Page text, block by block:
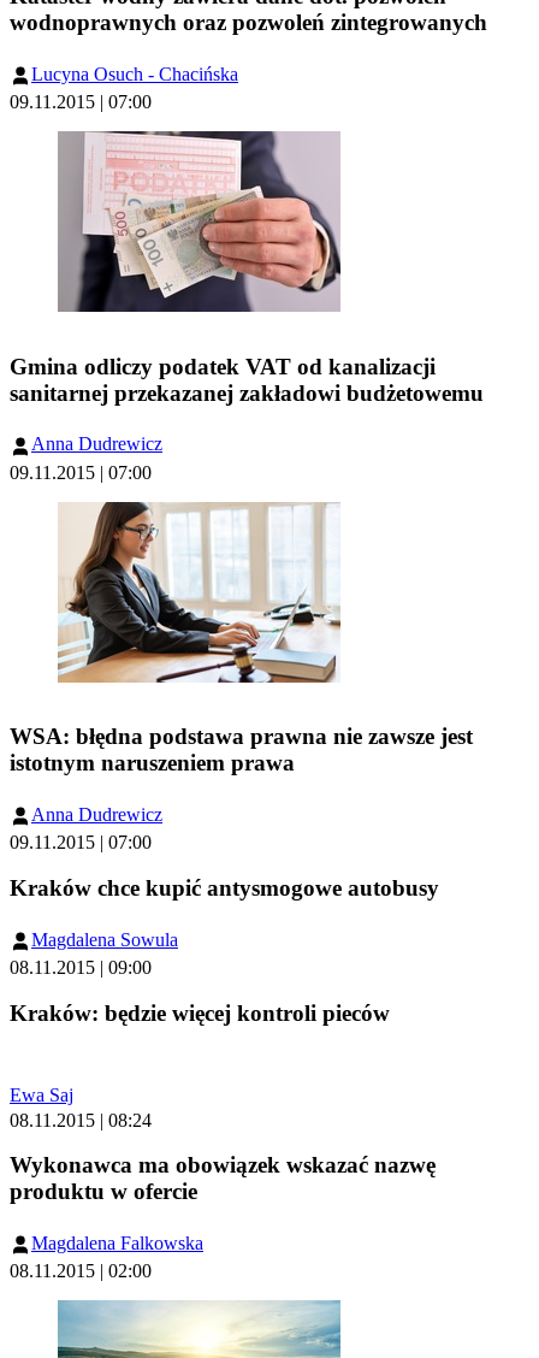
wodnoprawnych oraz pozwoleń zintegrowanych
Lucyna Osuch - Chacińska
09.11.2015 | 07:00
Gmina odliczy podatek VAT od kanalizacji
sanitarnej przekazanej zakładowi budżetowemu
Anna Dudrewicz
09.11.2015 | 07:00
WSA: błędna podstawa prawna nie zawsze jest
istotnym naruszeniem prawa
Anna Dudrewicz
09.11.2015 | 07:00
Kraków chce kupić antysmogowe autobusy
Magdalena Sowula
08.11.2015 | 09:00
Kraków: będzie więcej kontroli pieców
Ewa Saj
08.11.2015 | 08:24
Wykonawca ma obowiązek wskazać nazwę
produktu w ofercie
Magdalena Falkowska
08.11.2015 | 02:00